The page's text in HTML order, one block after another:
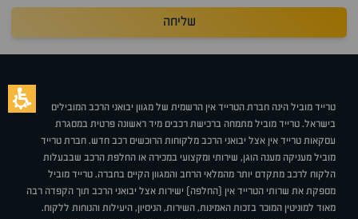
שליחה
טרייד מוביל הינה חברת הטרייד אין הרשמית של מגוון יבואני הרכב המובילים
בישראל. טרייד מוביל מתמחה ברכישת רכבים מיד ראשונה פרטית במסגרת
עסקאות טרייד אין אצל יבואני הרכב מלקוחות הרוכשים רכב חדש. חברת טרייד
מוביל מעניקה מענה הוגן, שירותי ומקצועי במכירה או החלפת הרכב שבבעלות
הלקוח לרכב מתקדם יותר מהמלאי הרחב והמגוון הקיים בחברה. טרייד מוביל
מספקת את שרותי הטרייד אין (החלפה) ישירות אצל יבואני הרכב תוך הקפדה רבה
מאוד למוניטין המוכר בזכות האמינות, השירות, הניסיון, היעילות והנוחות ללקוח.